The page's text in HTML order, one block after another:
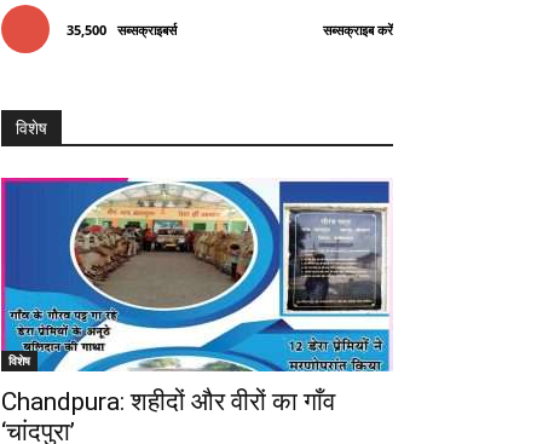
35,500 सब्सक्राइबर्स सब्सक्राइब करें
विशेष
विशेष
Chandpura: शहीदों और वीरों का गाँव
‘चांदपुरा’